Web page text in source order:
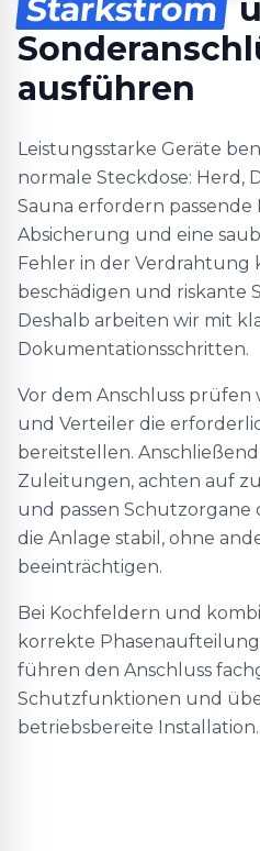
Starkstrom
ausführen
Leistungsstarke Geräte
normale Steckdose: Herd,
Sauna erfordern
Absicherung und eine
Fehler in der Verdrahtung
beschädigen und riskante
Deshalb arbeiten wir mit
Dokumentationsschritten.
Vor dem Anschluss prüfen
und Verteiler die
bereitstellen.
Zuleitungen, achten auf
und passen Schutzorgane
die Anlage stabil, ohne
beeinträchtigen.
Bei Kochfeldern und
korrekte
führen den Anschluss
Schutzfunktionen und
betriebsbereite Installation.